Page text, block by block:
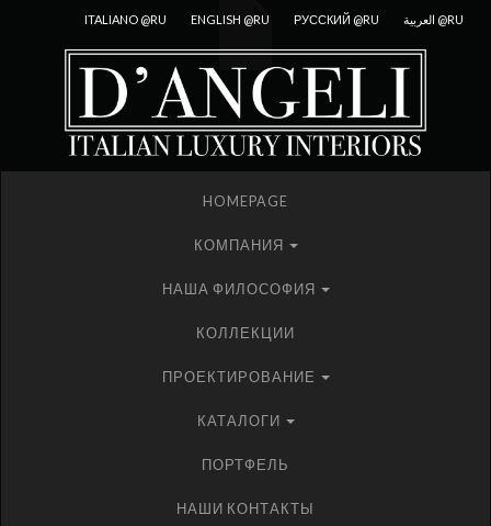
ITALIANO @RU ENGLISH @RU РУССКИЙ @RU العربية @RU
HOMEPAGE
КОМПАНИЯ
НАША ФИЛОСОФИЯ
КОЛЛЕКЦИИ
ПРОЕКТИРОВАНИЕ
КАТАЛОГИ
ПОРТФЕЛЬ
НАШИ КОНТАКТЫ